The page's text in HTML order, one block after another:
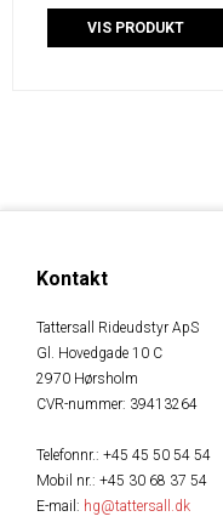
VIS PRODUKT
Kontakt
Tattersall Rideudstyr ApS
Gl. Hovedgade 10 C
2970 Hørsholm
CVR-nummer: 39413264
Telefonnr.: +45 45 50 54 54
Mobil nr.: +45 30 68 37 54
E-mail : hg@tattersall.dk